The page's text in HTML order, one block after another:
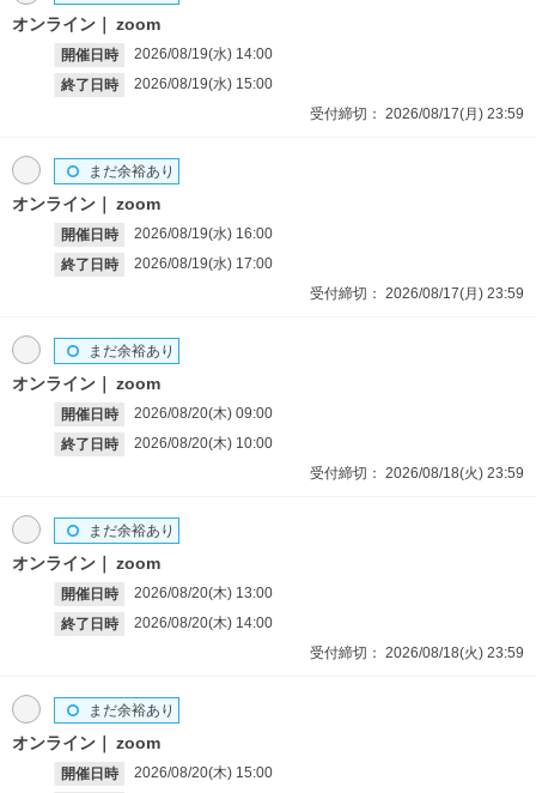
オンライン zoom
開催日時 2026/08/19(水) 14:00
終了日時
2026/08/19(水) 15:00
受付締切： 2026/08/17(月) 23:59
オンライン zoom
開催日時 2026/08/19(水) 16:00
終了日時
2026/08/19(水) 17:00
まだ余裕あり
受付締切： 2026/08/17(月) 23:59
オンライン zoom
開催日時 2026/08/20(木) 09:00
終了日時
2026/08/20(木) 10:00
まだ余裕あり
受付締切： 2026/08/18(火) 23:59
オンライン zoom
開催日時 2026/08/20(木) 13:00
終了日時
2026/08/20(木) 14:00
まだ余裕あり
受付締切： 2026/08/18(火) 23:59
オンライン zoom
開催日時 2026/08/20(木) 15:00
まだ余裕あり